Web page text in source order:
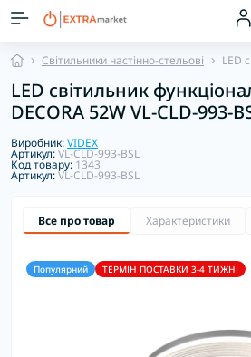
Світильники настінно-стельові LED
LED світильник
DECORA 52W VL-CLD-993-
Виробник:VIDEX
Артикул:VL-CLD-993-BSL
Код товару: 1343
Артикул:VL-CLD-993-BSL
Все про товар Характеристики
Популярний ТЕРМІН ПОСТАВКИ 3-4 ТИЖНІ